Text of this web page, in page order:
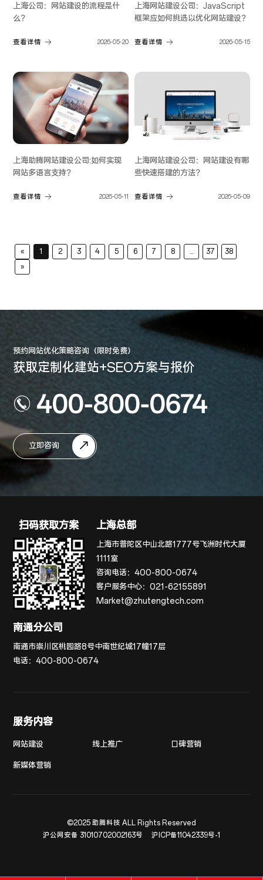
上海公司：网站建设的流程是什
么？
查看详情 2026-05-20
上海网站建设公司：JavaScript
框架应如何挑选以优化网站建设？
查看详情 2026-05-15
上海助腾网站建设公司:如何实现
网站多语言支持？
查看详情 2026-05-11
上海网站建设公司：网站建设有哪
些快速搭建的方法？
查看详情 2026-05-09
« 1 2 3 4 5 6 7 8 37
38
»
预约网站优化策略咨询（限时免费）
获取定制化建站+SEO方案与报价
400-800-0674
立即咨询
扫码获取方案 上海总部
上海市普陀区中山北路1777号飞洲时代大厦
1111室
咨询电话：400-800-0674
客户服务中心：021-62155891
Market@zhutengtech.com
南通分公司
南通市崇川区桃园路8号中南世纪城17幢17层
电话：400-800-0674
服务内容
网站建设 线上推广 口碑营销
新媒体营销
©2025 助腾科技 ALL Rights Reserved
沪公网安备 31010702002163号
沪ICP备11042339号-1